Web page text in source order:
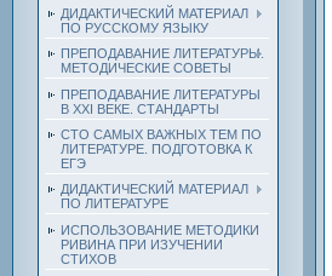
ДИДАКТИЧЕСКИЙ МАТЕРИАЛ
ПО РУССКОМУ ЯЗЫКУ
ПРЕПОДАВАНИЕ ЛИТЕРАТУРЫ.
МЕТОДИЧЕСКИЕ СОВЕТЫ
ПРЕПОДАВАНИЕ ЛИТЕРАТУРЫ
В XXI ВЕКЕ. СТАНДАРТЫ
СТО САМЫХ ВАЖНЫХ ТЕМ ПО
ЛИТЕРАТУРЕ. ПОДГОТОВКА К
ЕГЭ
ДИДАКТИЧЕСКИЙ МАТЕРИАЛ
ПО ЛИТЕРАТУРЕ
ИСПОЛЬЗОВАНИЕ МЕТОДИКИ
РИВИНА ПРИ ИЗУЧЕНИИ
СТИХОВ